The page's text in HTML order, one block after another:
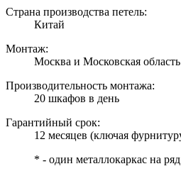
Страна производства петель:
Китай
Монтаж:
Москва и Московская
Производительность монтажа:
20 шкафов в день
Гарантийный срок:
12 месяцев (ключая
* - один металлокаркас на